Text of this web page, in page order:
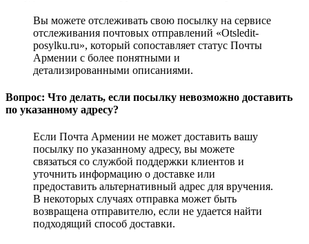
Вы можете отслеживать свою посылку на сервисе
отслеживания почтовых отправлений «Otsledit-
posylku.ru», который сопоставляет статус Почты
Армении с более понятными и
детализированными описаниями.
Вопрос: Что делать, если посылку невозможно доставить
по указанному адресу?
Если Почта Армении не может доставить вашу
посылку по указанному адресу, вы можете
связаться со службой поддержки клиентов и
уточнить информацию о доставке или
предоставить альтернативный адрес для вручения.
В некоторых случаях отправка может быть
возвращена отправителю, если не удается найти
подходящий способ доставки.